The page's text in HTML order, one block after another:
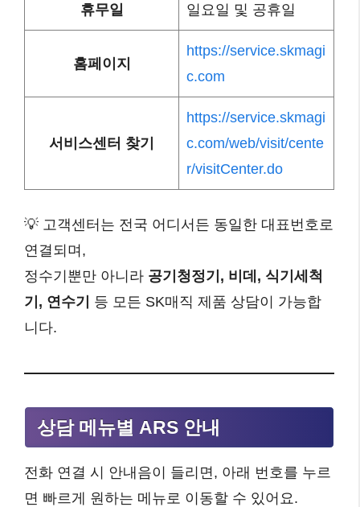
휴무일 일요일 및 공휴일
홈페이지
https://service.skmagi
c.com
서비스센터 찾기
https://service.skmagi
c.com/web/visit/cente
r/visitCenter.do
💡 고객센터는 전국 어디서든 동일한 대표번호로
연결되며,
정수기뿐만 아니라 공기청정기, 비데, 식기세척
기, 연수기
등 모든 SK매직 제품 상담이 가능합
니다.
상담 메뉴별 ARS 안내
전화 연결 시 안내음이 들리면, 아래 번호를 누르
면 빠르게 원하는 메뉴로 이동할 수 있어요.